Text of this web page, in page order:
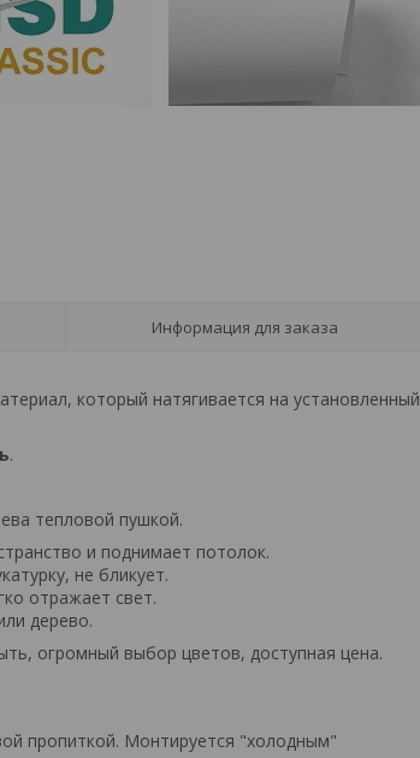
Информация для заказа
который натягивается на установленный
.
тепловой пушкой.
и поднимает потолок.
не бликует.
отражает свет.
дерево.
огромный выбор цветов, доступная цена.
пропиткой. Монтируется "холодным"